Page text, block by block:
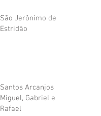
São Jerônimo de
Estridão
Santos Arcanjos
Miguel, Gabriel e
Rafael